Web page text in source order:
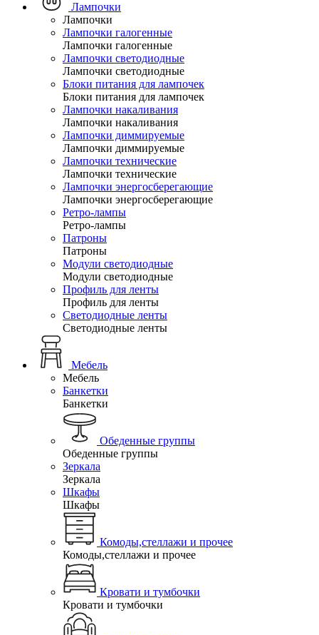
Лампочки
Лампочки
Лампочки галогенные
Лампочки галогенные
Лампочки светодиодные
Лампочки светодиодные
Блоки питания для лампочек
Блоки питания для лампочек
Лампочки накаливания
Лампочки накаливания
Лампочки диммируемые
Лампочки диммируемые
Лампочки технические
Лампочки технические
Лампочки энергосберегающие
Лампочки энергосберегающие
Ретро-лампы
Ретро-лампы
Патроны
Патроны
Модули светодиодные
Модули светодиодные
Профиль для ленты
Профиль для ленты
Светодиодные ленты
Светодиодные ленты
Мебель
Мебель
Банкетки
Банкетки
Обеденные группы
Обеденные группы
Зеркала
Зеркала
Шкафы
Шкафы
Комоды,стеллажи и прочее
Комоды,стеллажи и прочее
Кровати и тумбочки
Кровати и тумбочки